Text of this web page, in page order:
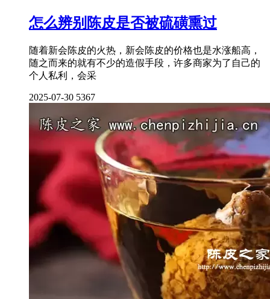
怎么辨别陈皮是否被硫磺熏过
随着新会陈皮的火热，新会陈皮的价格也是水涨船高，
随之而来的就有不少的造假手段，许多商家为了自己的
个人私利，会采
2025-07-30 5367